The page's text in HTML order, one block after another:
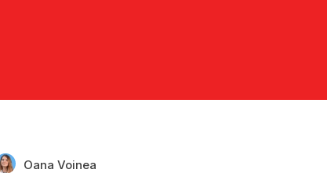
Oana Voinea